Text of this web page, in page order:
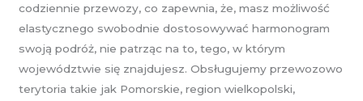
codziennie przewozy, co zapewnia, że, masz możliwość
elastycznego swobodnie dostosowywać harmonogram
swoją podróż, nie patrząc na to, tego, w którym
województwie się znajdujesz. Obsługujemy przewozowo
terytoria takie jak Pomorskie, region wielkopolski,